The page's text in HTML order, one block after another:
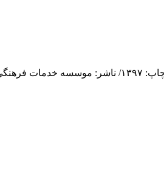
تیم ملی بهبود/ مولف: هادی آقازاده/ قطع: رقعی/ نوع جلد: شومیز/ تعداد صفحه:۳۴۴/ نوبت چاپ: اول/ شابک: ۹۷۸-۹۶۴-۳۱۷-۹۵۶-۴/